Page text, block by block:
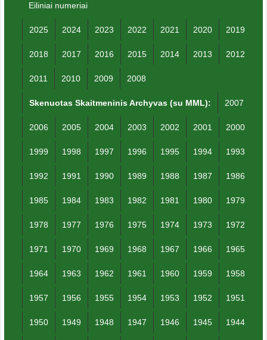
Eiliniai numeriai
2025 2024 2023 2022 2021 2020 2019
2018 2017 2016 2015 2014 2013 2012
2011 2010 2009 2008
Skenuotas Skaitmeninis Archyvas (su MML): 2007
2006 2005 2004 2003 2002 2001 2000
1999 1998 1997 1996 1995 1994 1993
1992 1991 1990 1989 1988 1987 1986
1985 1984 1983 1982 1981 1980 1979
1978 1977 1976 1975 1974 1973 1972
1971 1970 1969 1968 1967 1966 1965
1964 1963 1962 1961 1960 1959 1958
1957 1956 1955 1954 1953 1952 1951
1950 1949 1948 1947 1946 1945 1944